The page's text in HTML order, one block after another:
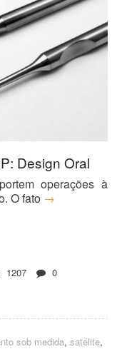
Design Oral
operações à
O fato →
1207 0
sob medida, satélite,